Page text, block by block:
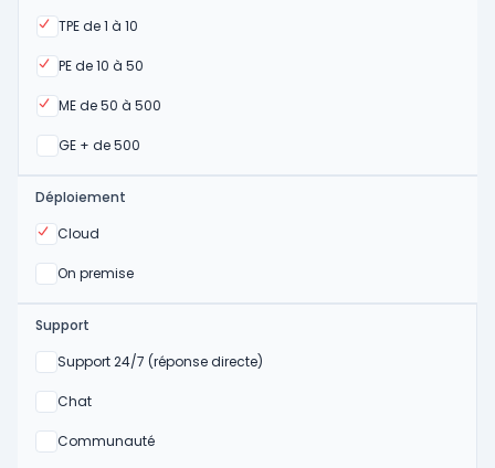
TPE de 1 à 10
Oui
PE de 10 à 50
Oui
ME de 50 à 500
Oui
GE + de 500
Oui
Déploiement
Cloud
Oui
On premise
Oui
Support
Support 24/7 (réponse directe)
Non
Chat
Non
Communauté
Non